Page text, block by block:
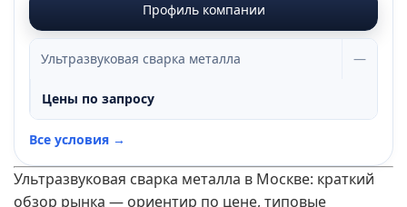
Профиль компании
Ультразвуковая сварка металла —
Цены по запросу
Все условия →
Ультразвуковая сварка металла в Москве: краткий
обзор рынка — ориентир по цене, типовые